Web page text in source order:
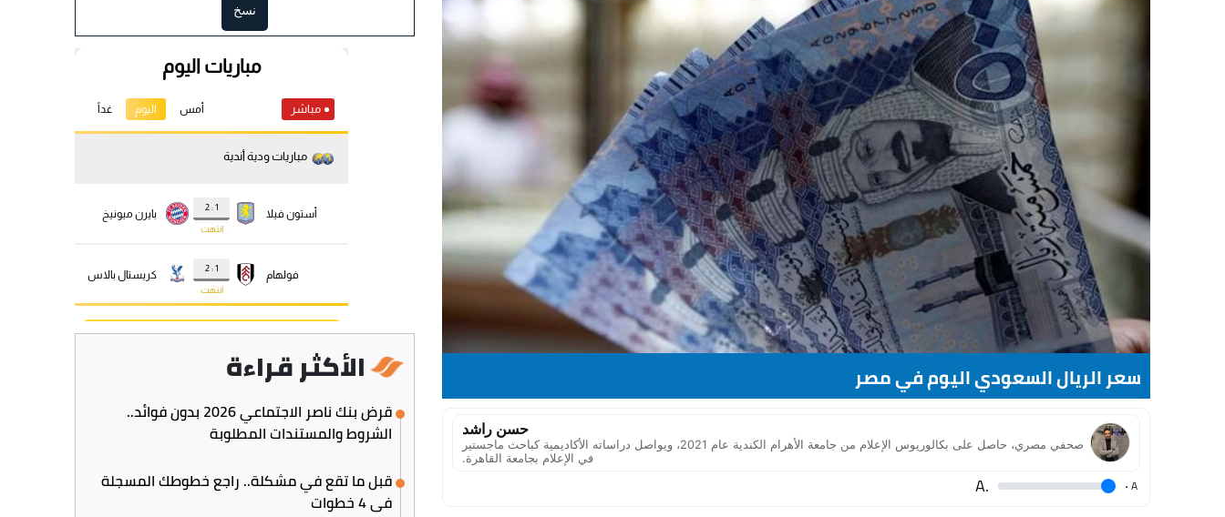
سعر الريال السعودي اليوم في مصر
حسن راشد
صحفي مصري، حاصل على بكالوريوس الإعلام من جامعة الأهرام الكندية عام 2021، ويواصل دراساته الأكاديمية كباحث ماجستير
في الإعلام بجامعة القاهرة.
A
.
.A
نسخ
الأكثر قراءة
قرض بنك ناصر الاجتماعي 2026 بدون فوائد..
الشروط والمستندات المطلوبة
قبل ما تقع في مشكلة.. راجع خطوطك المسجلة
في 4 خطوات